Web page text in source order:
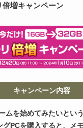
倍増キャンペーン
キャンペーン内容
ムを始めてみたいとい
グPCを購入すると、メ